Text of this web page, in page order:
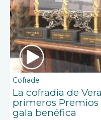
Cofrade
La cofradía de
primeros Premios
gala benéfica